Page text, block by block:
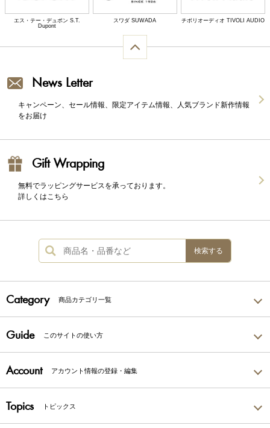
エス・テー・デュポン S.T.
Dupont
スワダ SUWADA チボリオーディオ TIVOLI AUDIO
News Letter
キャンペーン、セール情報、限定アイテム情報、人気ブランド新作情報
をお届け
Gift Wrapping
無料でラッピングサービスを承っております。
詳しくはこちら
検索する
Category 商品カテゴリ一覧
Guide このサイトの使い方
Account アカウント情報の登録・編集
Topics トピックス